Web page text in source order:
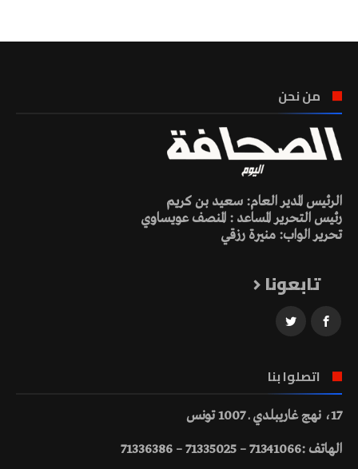
من نحن
الرئيس المدير العام: سعيد بن كريم
رئيس التحرير المساعد : المنصف عويساوي
تحرير الواب: منيرة رزقي
تابعونا
اتصلوا بنا
17، نهج غاريبلدي ـ 1007 تونس
الهاتف :71341066 – 71335025 – 71336386